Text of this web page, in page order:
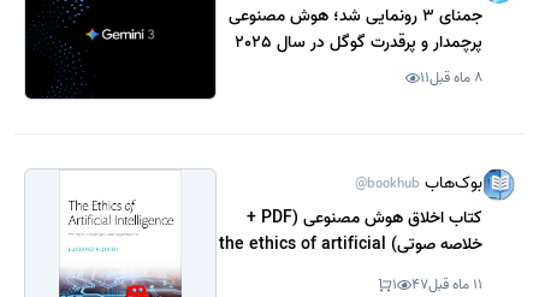
جمنای 3 رونمایی شد؛ هوش مصنوعی
پرچمدار و پرقدرت گوگل در سال 2025
8 ماه قبل 11
بوک‌هاب @bookhub
کتاب اخلاق هوش مصنوعی (PDF +
خلاصه صوتی) the ethics of artificial
intelligence 11 ماه قبل 47
1